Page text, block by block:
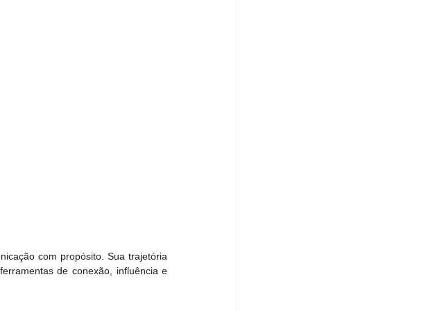
com propósito. Sua trajetória
de conexão, influência e